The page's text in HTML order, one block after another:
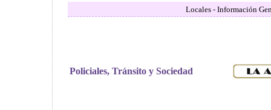
Locales - Información
Policiales, Tránsito y Sociedad